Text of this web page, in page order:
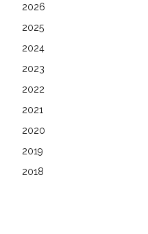
2026
2025
2024
2023
2022
2021
2020
2019
2018